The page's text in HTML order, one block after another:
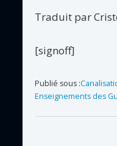
Traduit par
[signoff]
Publié sous :
Enseignements des